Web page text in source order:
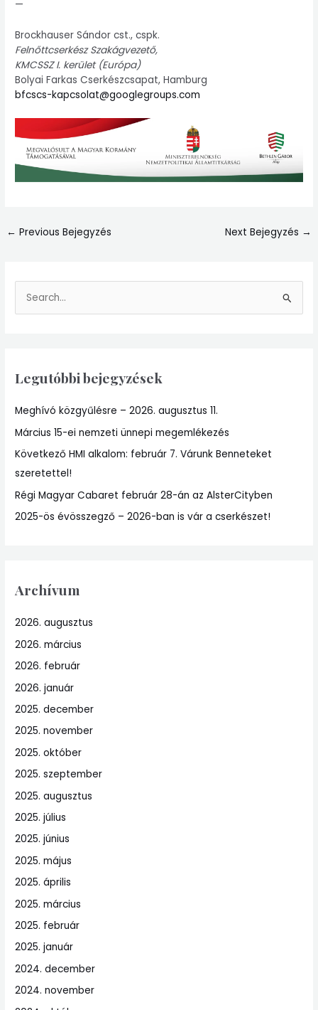
—
Brockhauser Sándor cst., cspk.
Felnőttcserkész Szakágvezető,
KMCSSZ I. kerület (Európa)
Bolyai Farkas Cserkészcsapat, Hamburg
bfcscs-kapcsolat@googlegroups.com
← Previous Bejegyzés Next Bejegyzés →
e
c
f
o
r
:
Legutóbbi bejegyzések
Meghívó közgyűlésre – 2026. augusztus 11.
Március 15-ei nemzeti ünnepi megemlékezés
Következő HMI alkalom: február 7. Várunk Benneteket
szeretettel!
Régi Magyar Cabaret február 28-án az AlsterCityben
2025-ös évösszegző – 2026-ban is vár a cserkészet!
Archívum
2026. augusztus
2026. március
2026. február
2026. január
2025. december
2025. november
2025. október
2025. szeptember
2025. augusztus
2025. július
2025. június
2025. május
2025. április
2025. március
2025. február
2025. január
2024. december
2024. november